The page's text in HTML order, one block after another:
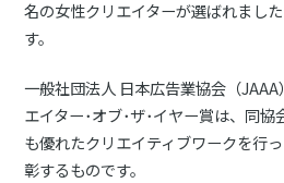
名の女性クリエイターが選ばれまし
す。
一般社団法人 日本広告業協会（
エイター･オブ･ザ･イヤー賞は、同
も優れたクリエイティブワークを行
彰するものです。